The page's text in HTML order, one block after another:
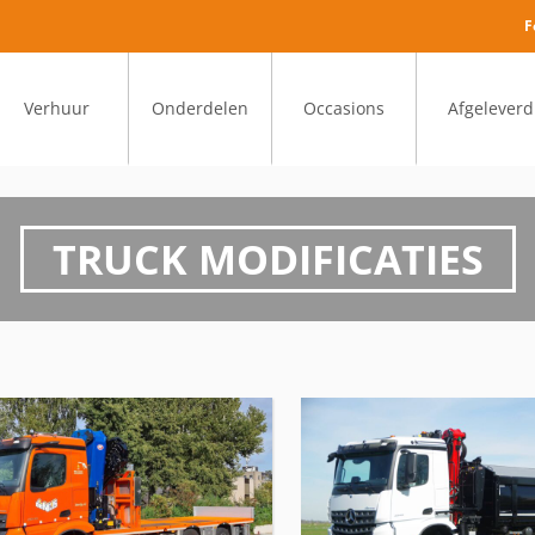
Verhuur Onderdelen Occasions Afgeleverd
TRUCK MODIFICATIES